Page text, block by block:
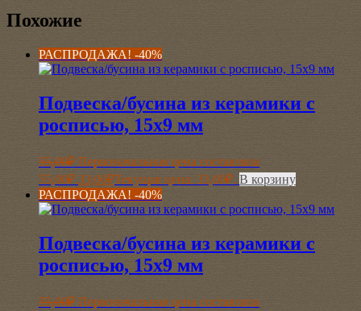
Похожие
РАСПРОДАЖА! -40%
Подвеска/бусина из керамики с
росписью, 15х9 мм
55,00₽ Первоначальная цена составляла
55,00₽.33,00₽Текущая цена: 33,00₽. В корзину
РАСПРОДАЖА! -40%
Подвеска/бусина из керамики с
росписью, 15х9 мм
55,00₽ Первоначальная цена составляла